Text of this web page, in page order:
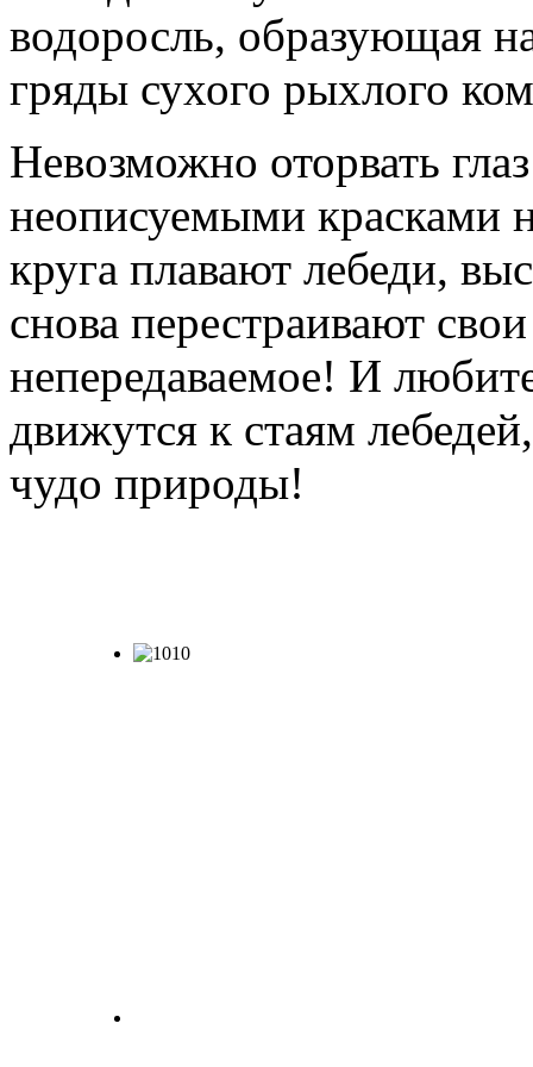
водоросль, образующая
гряды сухого рыхлого
Невозможно оторвать
неописуемыми красками
круга плавают лебеди,
снова перестраивают
непередаваемое! И
движутся к стаям
чудо природы!